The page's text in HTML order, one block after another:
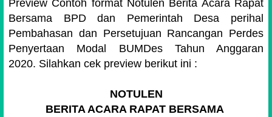
Preview Contoh format Notulen Berita Acara Rapat
Bersama BPD dan Pemerintah Desa perihal
Pembahasan dan Persetujuan Rancangan Perdes
Penyertaan Modal BUMDes Tahun Anggaran
2020. Silahkan cek preview berikut ini :
NOTULEN
BERITA ACARA RAPAT BERSAMA